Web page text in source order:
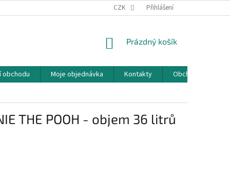
CZK Přihlášení
NÁKUPNÍ
Prázdný košík
obchodu Moje objednávka Kontakty
Obchodní
THE POOH - objem 36 litrů